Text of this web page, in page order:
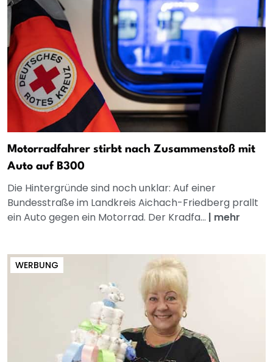
Motorradfahrer stirbt nach Zusammenstoß mit
Auto auf B300
Die Hintergründe sind noch unklar: Auf einer
Bundesstraße im Landkreis Aichach-Friedberg prallt
ein Auto gegen ein Motorrad. Der Kradfa... | mehr
WERBUNG